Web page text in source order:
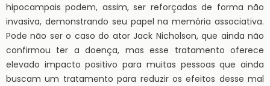
hipocampais podem, assim, ser reforçadas de forma não
invasiva, demonstrando seu papel na memória associativa.
Pode não ser o caso do ator Jack Nicholson, que ainda não
confirmou ter a doença, mas esse tratamento oferece
elevado impacto positivo para muitas pessoas que ainda
buscam um tratamento para reduzir os efeitos desse mal